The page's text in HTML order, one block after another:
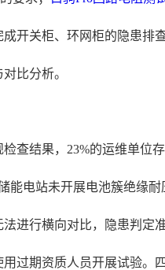
开关柜、环网柜的隐患
比分析。
查结果，23%的运维单
电站未开展电池簇绝缘
进行横向对比，隐患判
过期资质人员开展试验。